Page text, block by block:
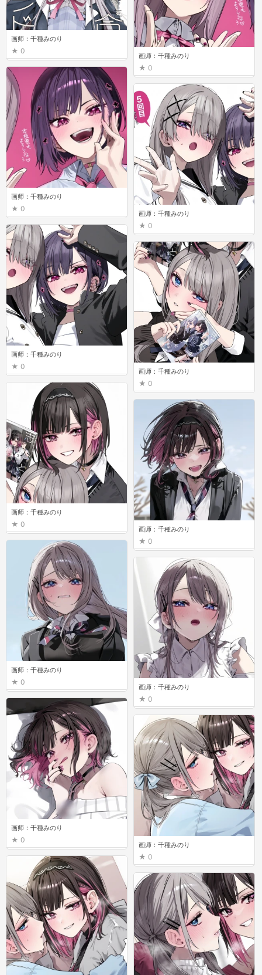
画师：千種みのり
0
画师：千種みのり
0
画师：千種みのり
0
画师：千種みのり
0
画师：千種みのり
0
画师：千種みのり
0
画师：千種みのり
0
画师：千種みのり
0
画师：千種みのり
0
画师：千種みのり
0
画师：千種みのり
0
画师：千種みのり
0